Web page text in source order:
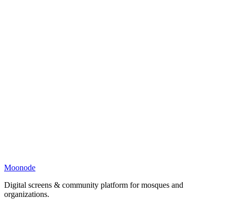
Moonode
Digital screens & community platform for mosques and
organizations.